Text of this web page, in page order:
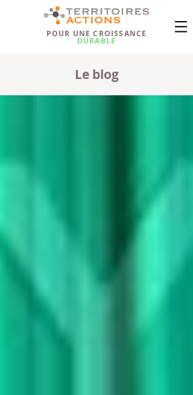
POUR UNE CROISSANCE
DURABLE
Le blog